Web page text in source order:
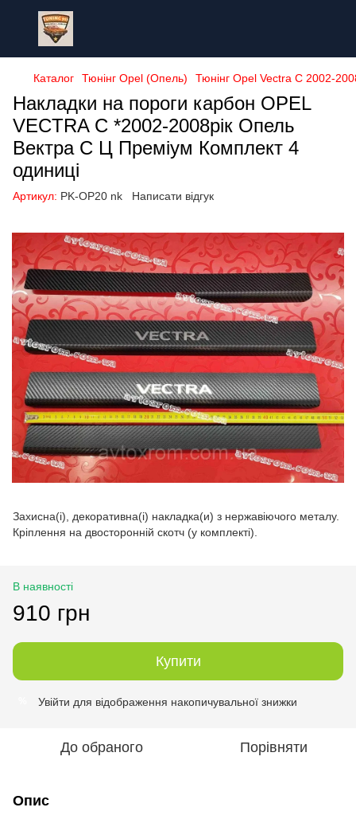
Каталог Тюнінг Opel (Опель) Тюнінг Opel Vectra C 2002-
Накладки на пороги карбон OPEL
VECTRA C *2002-2008рік Опель
Вектра С Ц Преміум Комплект 4
одиниці
Артикул: PK-OP20 nk Написати відгук
Захисна(і), декоративна(і) накладка(и) з нержавіючого металу.
Кріплення на двосторонній скотч (у комплекті).
В наявності
910 грн
Купити
Увійти для відображення накопичувальної знижки
До обраного Порівняти
Опис